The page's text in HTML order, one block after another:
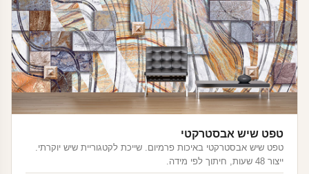
טפט שיש אבסטרקטי
טפט שיש אבסטרקטי באיכות פרמיום. שייכת לקטגוריית שיש יוקרתי.
ייצור 48 שעות, חיתוך לפי מידה.